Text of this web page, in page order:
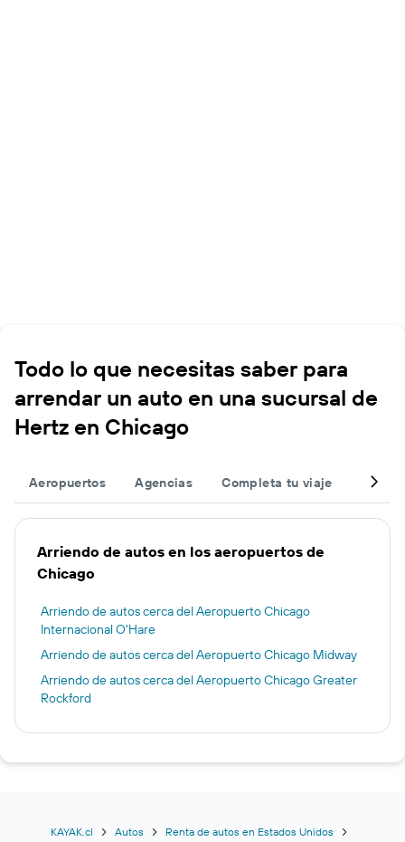
Todo lo que necesitas saber para
arrendar un auto en una sucursal de
Hertz en Chicago
Aeropuertos Agencias Completa tu viaje Otros
Arriendo de autos en los aeropuertos de
Chicago
Arriendo de autos cerca del Aeropuerto Chicago
Internacional O'Hare
Arriendo de autos cerca del Aeropuerto Chicago Midway
Arriendo de autos cerca del Aeropuerto Chicago Greater
Rockford
KAYAK.cl Autos
Renta de autos en Estados Unidos